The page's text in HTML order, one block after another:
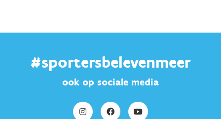
#sportersbelevenmeer
ook op sociale media